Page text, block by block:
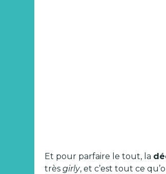
Et pour parfaire le tout, la
trèsgirly, et c’est tout ce